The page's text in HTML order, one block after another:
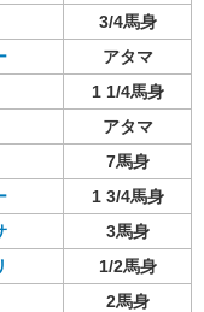
3/4馬身
アタマ
1 1/4馬身
アタマ
7馬身
1 3/4馬身
3馬身
1/2馬身
2馬身